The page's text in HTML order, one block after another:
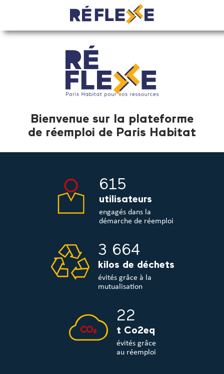
Bienvenue sur la plateforme
de réemploi de Paris Habitat
615
utilisateurs
engagés dans la
démarche de réemploi
3 664
kilos de déchets
évités grâce à la
mutualisation
22
t Co2eq
évités grâce
au réemploi